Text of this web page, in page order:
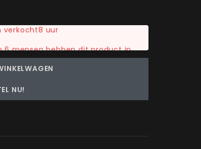
uur
6 mensen hebben dit product in
NU!